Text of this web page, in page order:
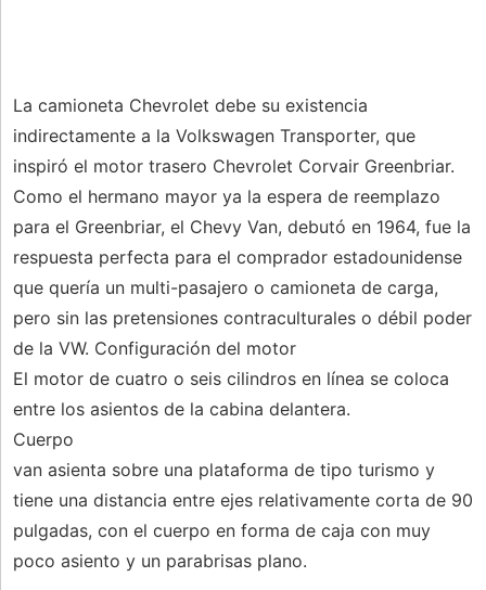
La camioneta Chevrolet debe su existencia
indirectamente a la Volkswagen Transporter, que
inspiró el motor trasero Chevrolet Corvair Greenbriar.
Como el hermano mayor ya la espera de reemplazo
para el Greenbriar, el Chevy Van, debutó en 1964, fue la
respuesta perfecta para el comprador estadounidense
que quería un multi-pasajero o camioneta de carga,
pero sin las pretensiones contraculturales o débil poder
de la VW. Configuración del motor
El motor de cuatro o seis cilindros en línea se coloca
entre los asientos de la cabina delantera.
Cuerpo
van asienta sobre una plataforma de tipo turismo y
tiene una distancia entre ejes relativamente corta de 90
pulgadas, con el cuerpo en forma de caja con muy
poco asiento y un parabrisas plano.